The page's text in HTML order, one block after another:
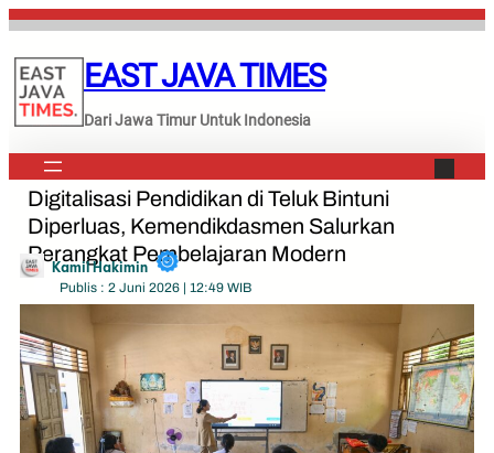
Lewati
konten
EAST JAVA TIMES
Dari Jawa Timur Untuk Indonesia
Digitalisasi Pendidikan di Teluk Bintuni
Diperluas, Kemendikdasmen Salurkan
Perangkat Pembelajaran Modern
Kamil Hakimin
Publis : 2 Juni 2026 | 12:49 WIB